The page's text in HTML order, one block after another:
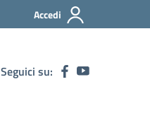
Accedi
Seguici su: